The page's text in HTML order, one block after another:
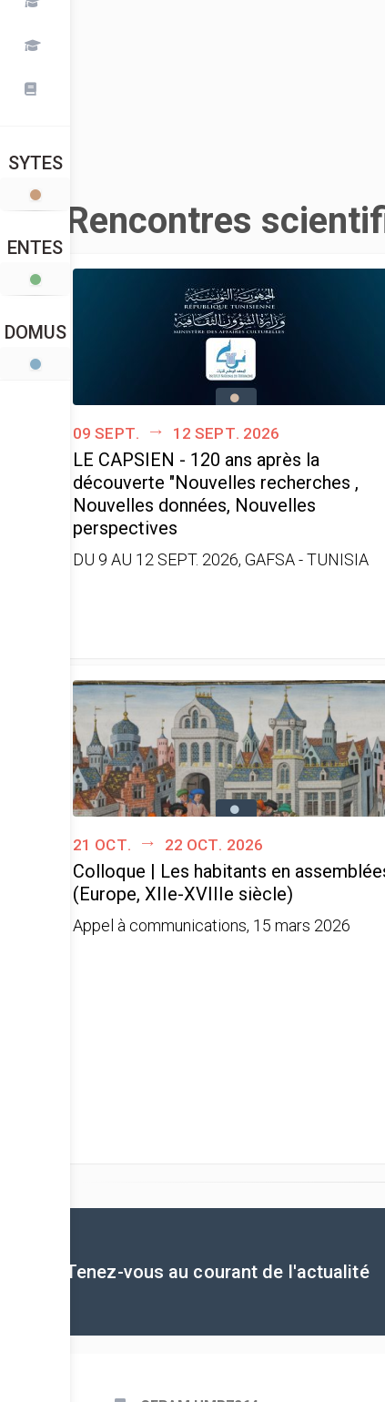
SYTES
ENTES
DOMUS
Rencontres
09 sept. 12 sept. 2026
LE CAPSIEN - 120 ans après la
découverte "Nouvelles recherches ,
Nouvelles données, Nouvelles
perspectives
DU 9 AU 12 SEPT. 2026, GAFSA - TUNISIA
21 oct. 22 oct. 2026
Colloque | Les habitants en
(Europe, XIIe-XVIIIe siècle)
Appel à communications, 15 mars 2026
Tenez-vous au courant de l'actualité